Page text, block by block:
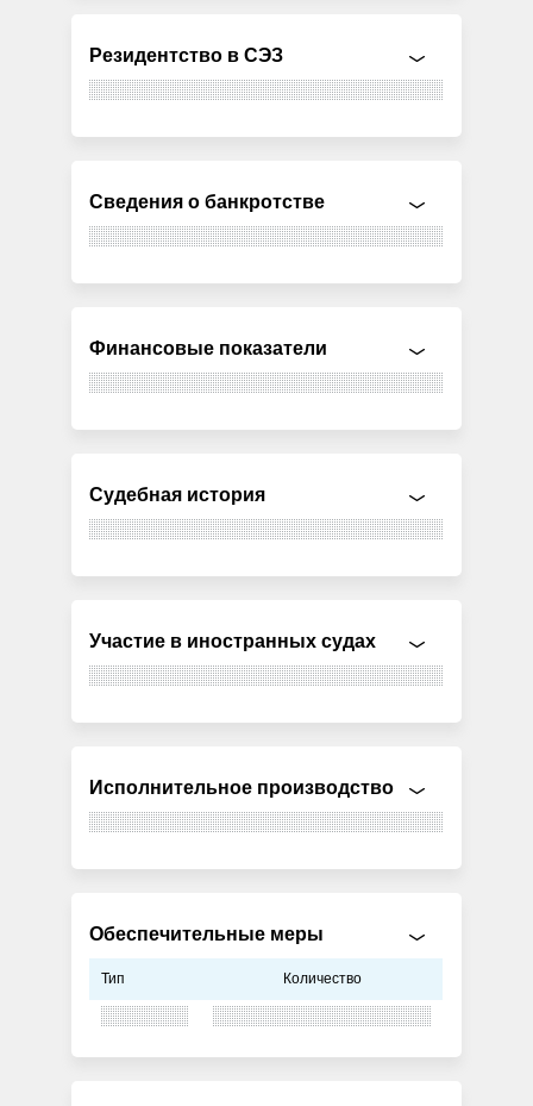
Резидентство в СЭЗ
Сведения о банкротстве
Финансовые показатели
Судебная история
Участие в иностранных судах
Исполнительное производство
Обеспечительные меры
Тип Количество